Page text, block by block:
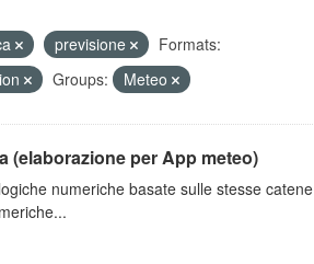
previsione
Formats:
Groups: Meteo
(elaborazione per App meteo)
numeriche basate sulle stesse